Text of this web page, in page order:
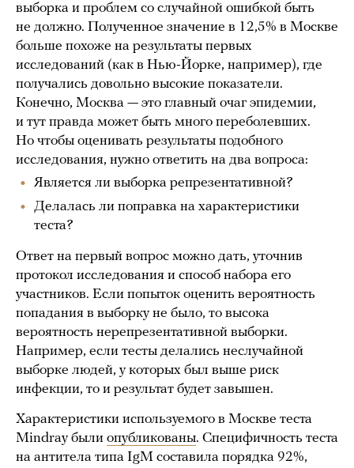
выборка и проблем со случайной ошибкой быть
не должно. Полученное значение в 12,5% в Москве
больше похоже на результаты первых
исследований (как в Нью-Йорке, например), где
получались довольно высокие показатели.
Конечно, Москва — это главный очаг эпидемии,
и тут правда может быть много переболевших.
Но чтобы оценивать результаты подобного
исследования, нужно ответить на два вопроса:
Является ли выборка репрезентативной?
Делалась ли поправка на характеристики
теста?
Ответ на первый вопрос можно дать, уточнив
протокол исследования и способ набора его
участников. Если попыток оценить вероятность
попадания в выборку не было, то высока
вероятность нерепрезентативной выборки.
Например, если тесты делались неслучайной
выборке людей, у которых был выше риск
инфекции, то и результат будет завышен.
Характеристики используемого в Москве теста
Mindray были опубликованы. Специфичность теста
на антитела типа IgM составила порядка 92%,